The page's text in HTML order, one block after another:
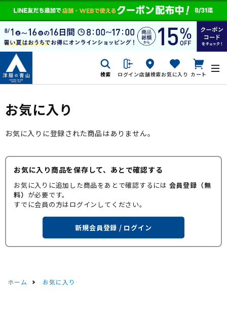
検索 ログイン店舗検索お気に入り カート
お気に入り
お気に入りに登録された商品はありません。
お気に入り商品を保存して、あとで確認する
お気に入りに追加した商品をあとで確認するには 会員登録（無
料） が必要です。
すでに会員の方はログインしてください。
新規会員登録 / ログイン
ホーム お気に入り